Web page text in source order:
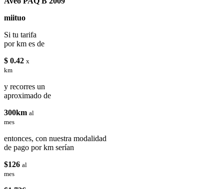
miituo
Si tu tarifa
por km es de
$ 0.42 x
km
y recorres un
aproximado de
300km al
mes
entonces, con nuestra modalidad
de pago por km serían
$126 al
mes